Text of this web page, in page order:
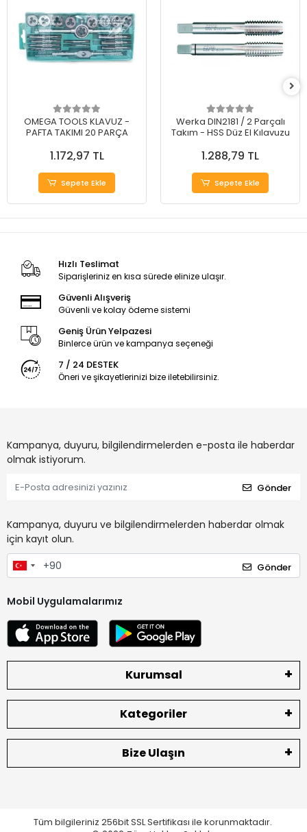
OMEGA TOOLS KLAVUZ -
PAFTA TAKIMI 20 PARÇA
1.172,97 TL
Sepete Ekle
Werka DIN2181 / 2 Parçalı
Takım - HSS Düz El Kılavuzu
1.288,79 TL
Sepete Ekle
Hızlı Teslimat
Siparişleriniz en kısa sürede elinize ulaşır.
Güvenli Alışveriş
Güvenli ve kolay ödeme sistemi
Geniş Ürün Yelpazesi
Binlerce ürün ve kampanya seçeneği
7 / 24 DESTEK
Öneri ve şikayetlerinizi bize iletebilirsiniz.
Kampanya, duyuru, bilgilendirmelerden e-posta ile haberdar
olmak istiyorum.
Gönder
Kampanya, duyuru ve bilgilendirmelerden haberdar olmak
için kayıt olun.
Gönder
Mobil Uygulamalarımız
Kurumsal
Kategoriler
Bize Ulaşın
Tüm bilgileriniz 256bit SSL Sertifikası ile korunmaktadır.